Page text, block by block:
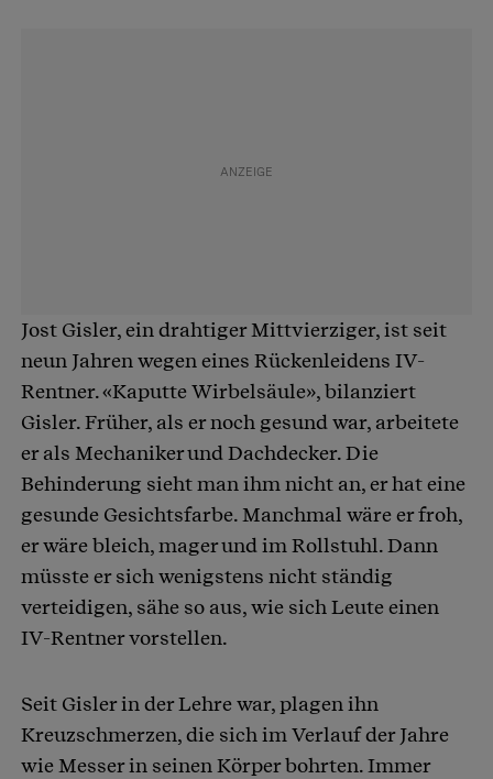
Jost Gisler, ein drahtiger Mittvierziger, ist seit
neun Jahren wegen eines Rückenleidens IV-
Rentner. «Kaputte Wirbelsäule», bilanziert
Gisler. Früher, als er noch gesund war, arbeitete
er als Mechaniker und Dachdecker. Die
Behinderung sieht man ihm nicht an, er hat eine
gesunde Gesichtsfarbe. Manchmal wäre er froh,
er wäre bleich, mager und im Rollstuhl. Dann
müsste er sich wenigstens nicht ständig
verteidigen, sähe so aus, wie sich Leute einen
IV-Rentner vorstellen.
Seit Gisler in der Lehre war, plagen ihn
Kreuzschmerzen, die sich im Verlauf der Jahre
wie Messer in seinen Körper bohrten. Immer